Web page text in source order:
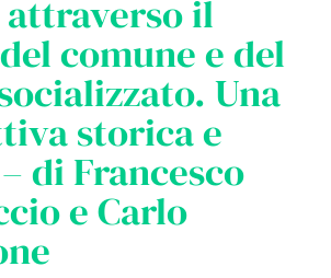
il
comune e del
Una
storica e
di Francesco
e Carlo